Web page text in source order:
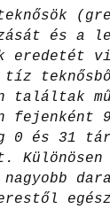
és a
eredetét
találtak
fejenként
0 és 31